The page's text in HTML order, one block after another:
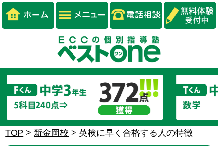
TOP > 新金岡校 >英検に早く合格する人の特徴